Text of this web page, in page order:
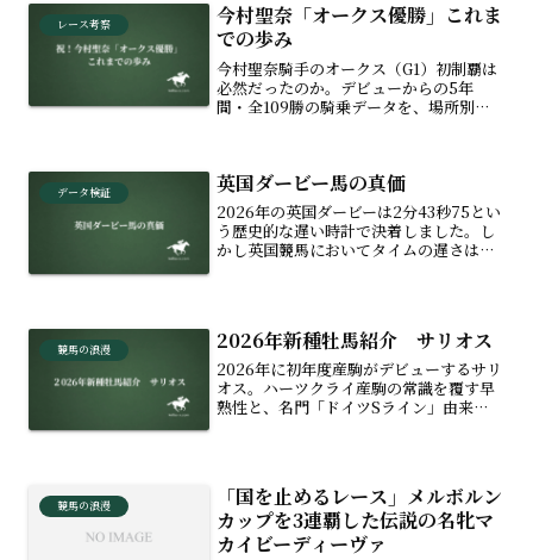
ァンの心を震わせた名馬たちの足跡を辿
ります。
レース考察
今村聖奈「オークス優勝」これま
での歩み
今村聖奈騎手のオークス（G1）初制覇は
必然だったのか。デビューからの5年
間・全109勝の騎乗データを、場所別
で徹底分析。東京芝2400mでの歴史的快
挙を裏付ける客観的指標をデータ競馬メ
ディアが紐解きます。
データ検証 英国ダービー馬の真価
2026年の英国ダービーは2分43秒75とい
う歴史的な遅い時計で決着しました。し
かし英国競馬においてタイムの遅さは不
義へのアンチテーゼまで、時計を超越し
た真のチャンピオンの価値に迫ります。
競馬の浪漫 2026年新種牡馬紹介 サリオス
2026年に初年度産駒がデビューするサリ
オス。ハーツクライ産駒の常識を覆す早
熟性と、名門「ドイツSライン」由来の
い、コントレイルとのライバル関係の第
二章に迫ります。
競馬の浪漫
「国を止めるレース」メルボルン
カップを3連覇した伝説の名牝マ
カイビーディーヴァ